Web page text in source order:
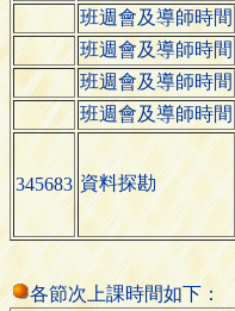
班週會及導師時間
班週會及導師時間
班週會及導師時間
班週會及導師時間
345683 資料探勘
各節次上課時間如下：